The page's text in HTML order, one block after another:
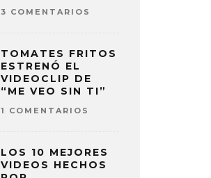
3 COMENTARIOS
TOMATES FRITOS
ESTRENÓ EL
VIDEOCLIP DE
“ME VEO SIN TI”
1 COMENTARIOS
LOS 10 MEJORES
VIDEOS HECHOS